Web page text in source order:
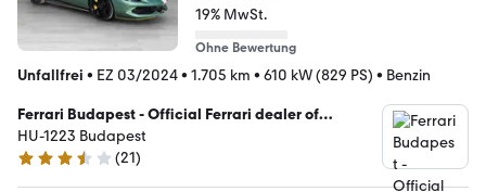
19% MwSt.
Ohne Bewertung
Unfallfrei • EZ 03/2024• 1.705 km • 610 kW (829 PS) • Benzin
Ferrari Budapest - Official Ferrari dealer of
Hungary (Warm Up Kft.)
HU-1223 Budapest
3.7 Sterne
(21)